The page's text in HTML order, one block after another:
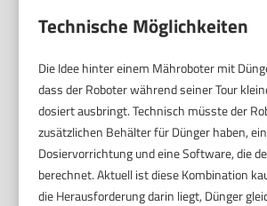
Technische Möglichkeiten
Die Idee hinter einem Mähroboter mit
dass der Roboter während seiner Tour
dosiert ausbringt. Technisch müsste der
zusätzlichen Behälter für Dünger haben,
Dosiervorrichtung und eine Software, die
berechnet. Aktuell ist diese Kombination
die Herausforderung darin liegt, Dünger